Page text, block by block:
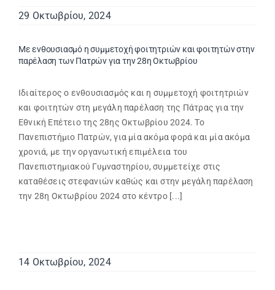
29 Οκτωβρίου, 2024
Με ενθουσιασμό η συμμετοχή φοιτητριών και φοιτητών στην
παρέλαση των Πατρών για την 28η Οκτωβρίου
Ιδιαίτερος ο ενθουσιασμός και η συμμετοχή φοιτητριών
και φοιτητών στη μεγάλη παρέλαση της Πάτρας για την
Εθνική Επέτειο της 28ης Οκτωβρίου 2024. Το
Πανεπιστήμιο Πατρών, για μία ακόμα φορά και μία ακόμα
χρονιά, με την οργανωτική επιμέλεια του
Πανεπιστημιακού Γυμναστηρίου, συμμετείχε στις
καταθέσεις στεφανιών καθώς και στην μεγάλη παρέλαση
την 28η Οκτωβρίου 2024 στο κέντρο [...]
14 Οκτωβρίου, 2024